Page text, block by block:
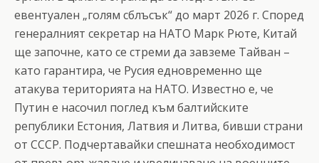
евентуален „голям сблъсък“ до март 2026 г. Според
генералният секретар на НАТО Марк Рюте, Китай
ще започне, като се стреми да завземе Тайван –
като гарантира, че Русия едновременно ще
атакува територията на НАТО. Известно е, че
Путин е насочил поглед към балтийските
републики Естония, Латвия и Литва, бивши страни
от СССР. Подчертавайки спешната необходимост